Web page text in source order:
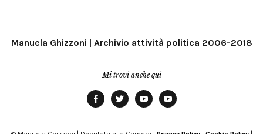
Manuela Ghizzoni | Archivio attività politica 2006-2018
Mi trovi anche qui
Modena